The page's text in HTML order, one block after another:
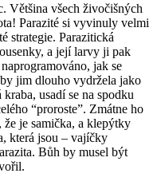
Většina všech živočišných
Parazité si vyvinuly velmi
strategie. Parazitická
a její larvy ji pak
jak se
jim dlouho vydržela jako
usadí se na spodku
“proroste”. Zmátne ho
že je samička, a klepýtky
která jsou – vajíčky
Bůh by musel být